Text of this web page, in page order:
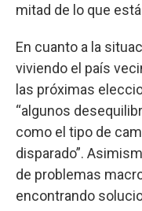
mitad de lo que está
En cuanto a la
viviendo el país
las próximas
“algunos
como el tipo de
disparado”.
de problemas
encontrando